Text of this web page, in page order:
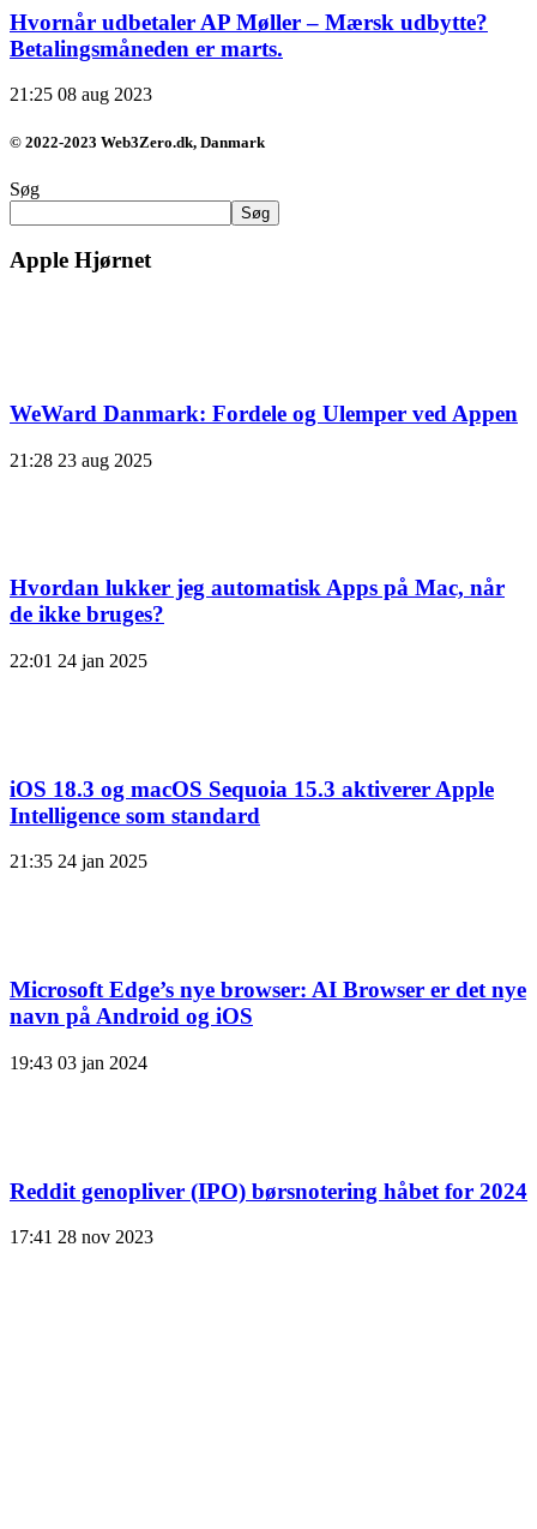
Hvornår udbetaler AP Møller – Mærsk udbytte?
Betalingsmåneden er marts.
21:25 08 aug 2023
© 2022-2023 Web3Zero.dk, Danmark
Søg
Søg
Apple Hjørnet
WeWard Danmark: Fordele og Ulemper ved Appen
21:28 23 aug 2025
Hvordan lukker jeg automatisk Apps på Mac, når
de ikke bruges?
22:01 24 jan 2025
iOS 18.3 og macOS Sequoia 15.3 aktiverer Apple
Intelligence som standard
21:35 24 jan 2025
Microsoft Edge’s nye browser: AI Browser er det nye
navn på Android og iOS
19:43 03 jan 2024
Reddit genopliver (IPO) børsnotering håbet for 2024
17:41 28 nov 2023